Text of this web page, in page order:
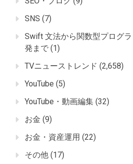
SNS (7)
Swift 文法から関数型プログ
発まで (1)
TVニューストレンド (2,658)
YouTube (5)
YouTube・動画編集 (32)
お金 (9)
お金・資産運用 (22)
その他 (17)